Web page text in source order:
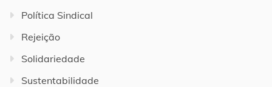
Política Sindical
Rejeição
Solidariedade
Sustentabilidade